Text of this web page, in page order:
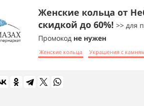
Женские кольца от
скидкой до 60%! >> для
Промокод не нужен
Женские кольца Украшения с